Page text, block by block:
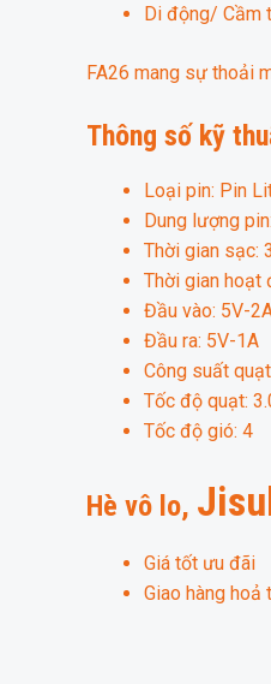
Di động/ Cầm
FA26 mang sự thoải
Thông số kỹ
Loại pin: Pin
Dung lượng
Thời gian sạc:
Thời gian
Đầu vào: 5V-
Đầu ra: 5V-1A
Công suất
Tốc độ quạt:
Tốc độ gió: 4
Hè vô lo,
Giá tốt ưu đãi
Giao hàng hoả